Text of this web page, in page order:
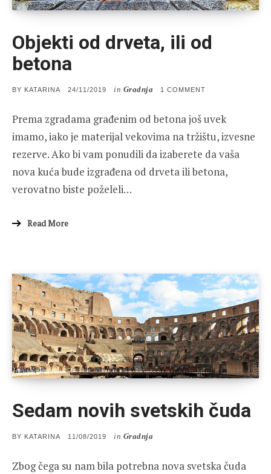
Objekti od drveta, ili od
betona
BY KATARINA
POSTED
24/11/2019 in Gradnja 1 COMMENT
DRVETA,
ILI
OD
BETONA
Prema zgradama građenim od betona još uvek
imamo, iako je materijal vekovima na tržištu, izvesne
rezerve. Ako bi vam ponudili da izaberete da vaša
nova kuća bude izgrađena od drveta ili betona,
verovatno biste poželeli…
Read More
Sedam novih svetskih čuda
BY KATARINA
POSTED
11/08/2019 in Gradnja
Zbog čega su nam bila potrebna nova svetska čuda